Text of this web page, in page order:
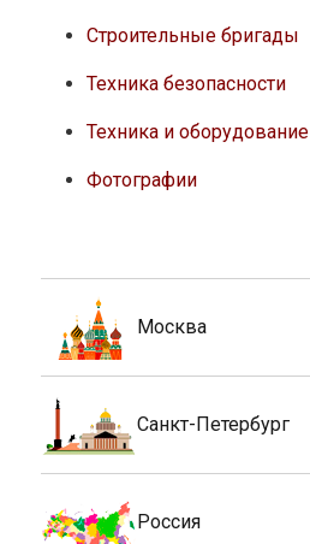
Строительные бригады
Техника безопасности
Техника и оборудование
Фотографии
Москва
Санкт-Петербург
Россия